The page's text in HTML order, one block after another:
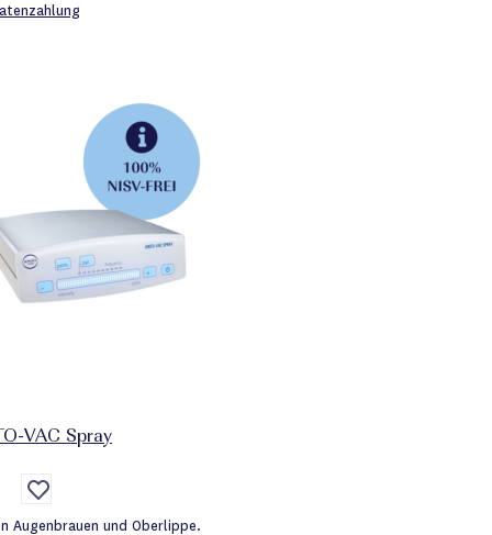
VAC Spray
Auf
die
Wunschliste
Augenbrauen und Oberlippe.